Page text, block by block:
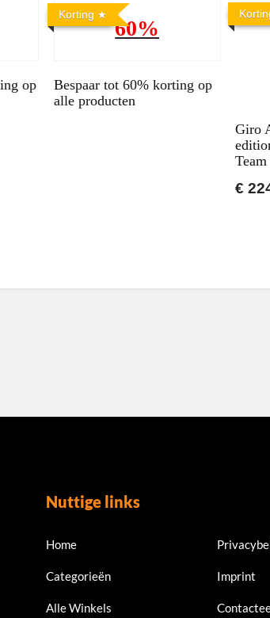
op
Korting
60%
Bespaar tot 60% korting op
alle producten
Giro
€
Nuttige links
Home
Categorieën
Alle Winkels
Imprint